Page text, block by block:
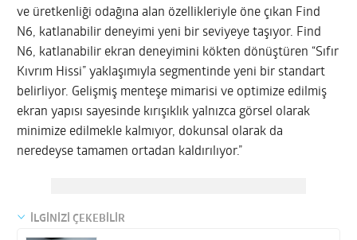
ve üretkenliği odağına alan özellikleriyle öne çıkan Find
N6, katlanabilir deneyimi yeni bir seviyeye taşıyor. Find
N6, katlanabilir ekran deneyimini kökten dönüştüren “Sıfır
Kıvrım Hissi” yaklaşımıyla segmentinde yeni bir standart
belirliyor. Gelişmiş menteşe mimarisi ve optimize edilmiş
ekran yapısı sayesinde kırışıklık yalnızca görsel olarak
minimize edilmekle kalmıyor, dokunsal olarak da
neredeyse tamamen ortadan kaldırılıyor.”
İLGİNİZİ ÇEKEBİLİR